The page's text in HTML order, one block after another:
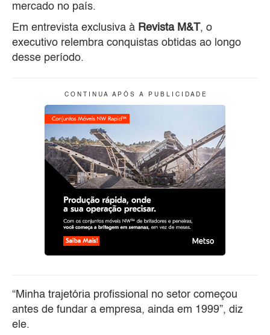
mercado no país.
Em entrevista exclusiva à Revista M&T, o
executivo relembra conquistas obtidas ao longo
desse período.
C O N T I N U A A P Ó S A P U B L I C I D A D E
“Minha trajetória profissional no setor começou
antes de fundar a empresa, ainda em 1999”, diz
ele.